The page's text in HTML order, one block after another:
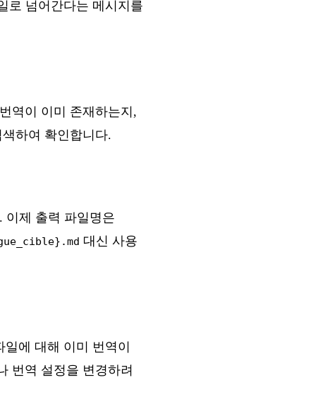
로 넘어간다는 메시지를
역이 이미 존재하는지,
하여 확인합니다.
이제 출력 파일명은
대신 사용
에 대해 이미 번역이
번역 설정을 변경하려